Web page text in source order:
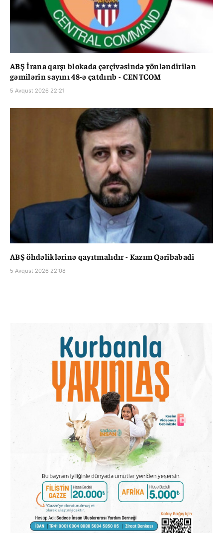
ABŞ İrana qarşı blokada çərçivəsində yönləndirilən
gəmilərin sayını 48-ə çatdırıb - CENTCOM
5 Avqust 2026 22:21
ABŞ öhdəliklərinə qayıtmalıdır - Kazım Qəribabadi
5 Avqust 2026 22:08